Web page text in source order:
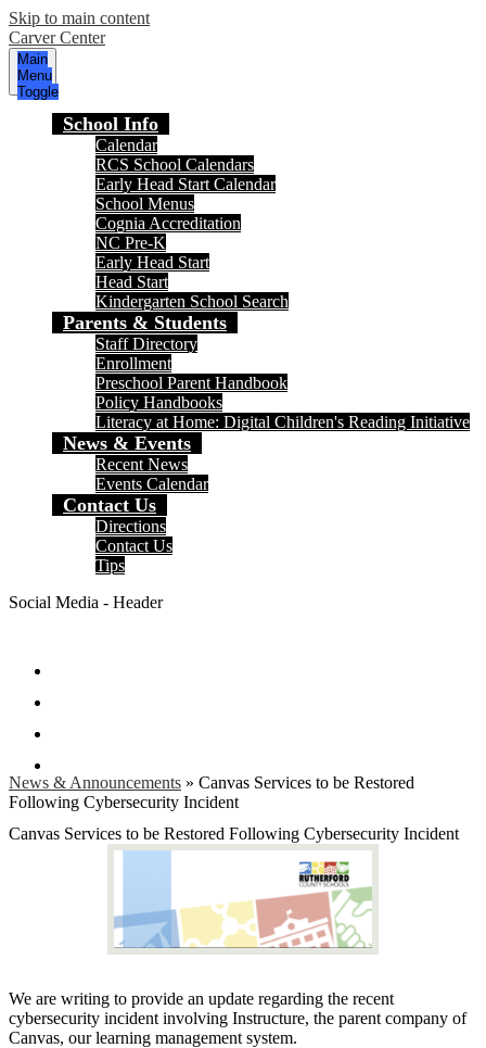
Skip to main content
Carver Center
Main
Menu
Toggle
School Info
Calendar
RCS School Calendars
Early Head Start Calendar
School Menus
Cognia Accreditation
NC Pre-K
Early Head Start
Head Start
Kindergarten School Search
Parents & Students
Staff Directory
Enrollment
Preschool Parent Handbook
Policy Handbooks
Literacy at Home: Digital Children's Reading Initiative
News & Events
Recent News
Events Calendar
Contact Us
Directions
Contact Us
Tips
Social Media - Header
News & Announcements » Canvas Services to be Restored
Following Cybersecurity Incident
Canvas Services to be Restored Following Cybersecurity Incident
We are writing to provide an update regarding the recent
cybersecurity incident involving Instructure, the parent company of
Canvas, our learning management system.